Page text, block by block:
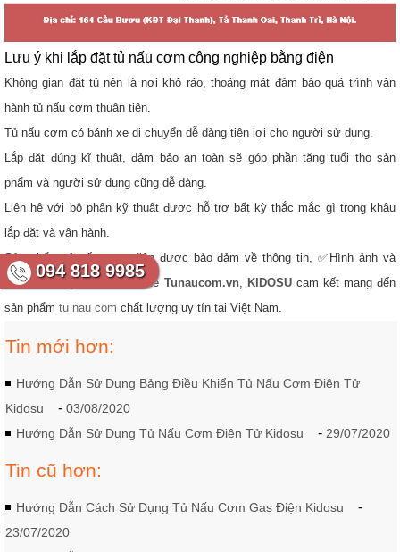
Lưu ý khi lắp đặt tủ nấu cơm công nghiệp bằng điện
Không gian đặt tủ nên là nơi khô ráo, thoáng mát đảm bảo quá trình vận
hành tủ nấu cơm thuận tiện.
Tủ nấu cơm có bánh xe di chuyển dễ dàng tiện lợi cho người sử dụng.
Lắp đặt đúng kĩ thuật, đảm bảo an toàn sẽ góp phần tăng tuổi thọ sản
phẩm và người sử dụng cũng dễ dàng.
Liên hệ với bộ phận kỹ thuật được hỗ trợ bất kỳ thắc mắc gì trong khâu
lắp đặt và vận hành.
Sản phẩm tủ nấu cơm điện được bảo đảm về thông tin, ✅Hình ảnh và
✅Video đăng tải trên website Tunaucom.vn, KIDOSUcam kết mang đến
sản phẩm tu nau com chất lượng uy tín tại Việt Nam.
Tin mới hơn:
Hướng Dẫn Sử Dụng Bảng Điều Khiển Tủ Nấu Cơm Điện Tử
Kidosu
- 03/08/2020
Hướng Dẫn Sử Dụng Tủ Nấu Cơm Điện Tử Kidosu
- 29/07/2020
Tin cũ hơn:
Hướng Dẫn Cách Sử Dụng Tủ Nấu Cơm Gas Điện Kidosu -
23/07/2020
094 818 9985